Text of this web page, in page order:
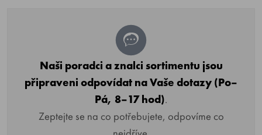
Naši poradci a znalci sortimentu jsou
připraveni odpovídat na Vaše dotazy (Po–
Pá, 8–17 hod).
Zeptejte se na co potřebujete, odpovíme co